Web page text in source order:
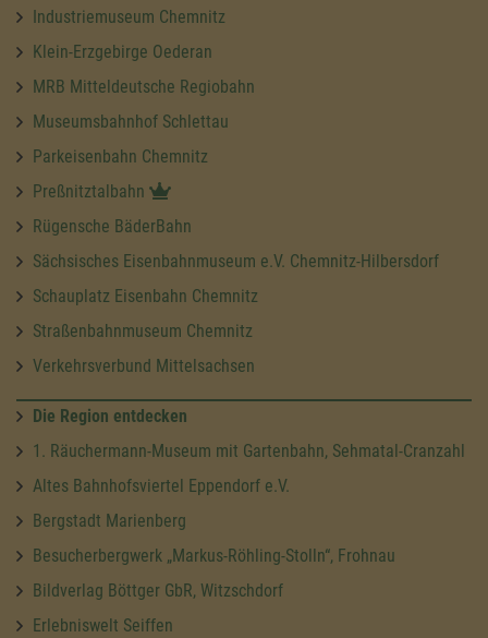
Industriemuseum Chemnitz
Klein-Erzgebirge Oederan
MRB Mitteldeutsche Regiobahn
Museumsbahnhof Schlettau
Parkeisenbahn Chemnitz
Preßnitztalbahn
Rügensche BäderBahn
Sächsisches Eisenbahnmuseum e.V. Chemnitz-Hilbersdorf
Schauplatz Eisenbahn Chemnitz
Straßenbahnmuseum Chemnitz
Verkehrsverbund Mittelsachsen
Die Region entdecken
1. Räuchermann-Museum mit Gartenbahn, Sehmatal-Cranzahl
Altes Bahnhofsviertel Eppendorf e.V.
Bergstadt Marienberg
Besucherbergwerk „Markus-Röhling-Stolln“, Frohnau
Bildverlag Böttger GbR, Witzschdorf
Erlebniswelt Seiffen